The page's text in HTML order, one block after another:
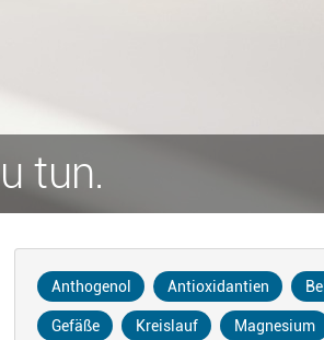
tun.
Anthogenol Antioxidantien
Gefäße Kreislauf Magnesium